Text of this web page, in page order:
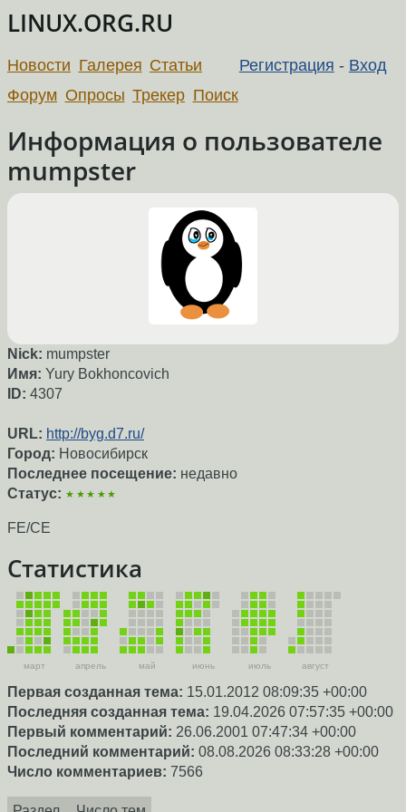
LINUX.ORG.RU
Регистрация - Вход
Новости Галерея Статьи
Форум Опросы Трекер Поиск
Информация о пользователе
mumpster
Nick: mumpster
Имя: Yury Bokhoncovich
ID: 4307
URL: http://byg.d7.ru/
Город: Новосибирск
Последнее посещение: недавно
Статус: ★★★★★
FE/CE
Статистика
март апрель май июнь июль август
Первая созданная тема: 15.01.2012 08:09:35 +00:00
Последняя созданная тема: 19.04.2026 07:57:35 +00:00
Первый комментарий: 26.06.2001 07:47:34 +00:00
Последний комментарий: 08.08.2026 08:33:28 +00:00
Число комментариев: 7566